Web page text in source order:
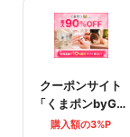
クーポンサイト
「くまポンbyGM
O」
購入額の3%P